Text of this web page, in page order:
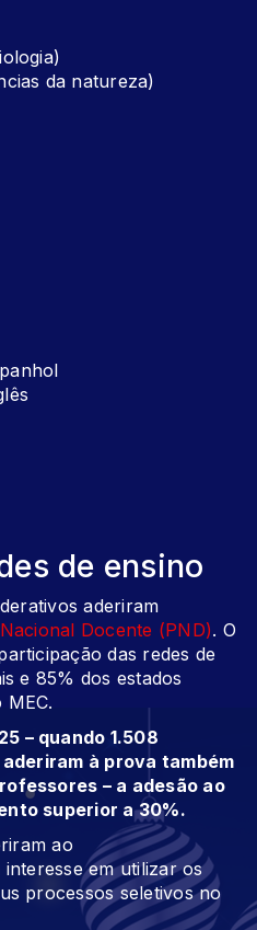
da natureza)
de ensino
aderiram
Docente (PND). O
das redes de
e 85% dos estados
– quando 1.508
à prova também
– a adesão ao
superior a 30%.
ao
em utilizar os
processos seletivos no